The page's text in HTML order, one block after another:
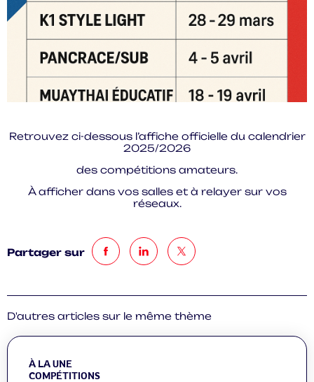
Retrouvez ci-dessous l’affiche officielle du calendrier
2025/2026
des compétitions amateurs.
À afficher dans vos salles et à relayer sur vos
réseaux.
Partager sur
D'autres articles sur le même thème
À LA UNE
COMPÉTITIONS